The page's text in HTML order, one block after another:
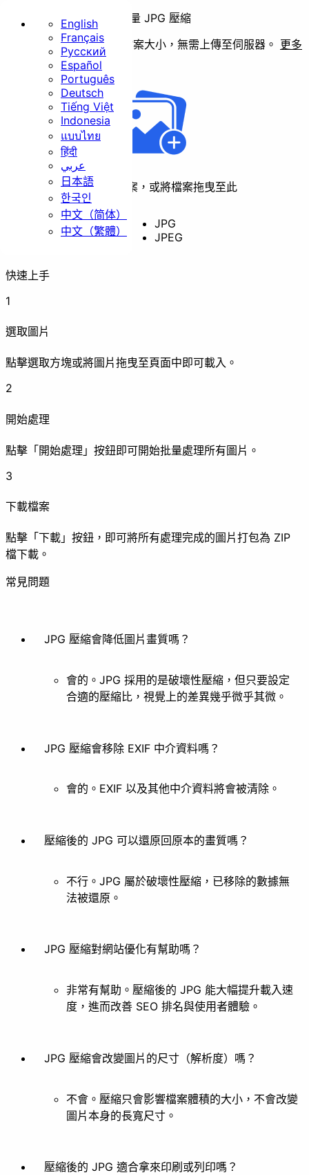
調整尺寸 裁剪
增強
動畫
製作動圖
去背
批量 JPG 壓縮
直接在本地端縮減 JPG 檔案大小，無需上傳至伺服器。 更多
點擊選擇檔案，或將檔案拖曳至此
JPG
JPEG
快速上手
1
選取圖片
點擊選取方塊或將圖片拖曳至頁面中即可載入。
2
開始處理
點擊「開始處理」按鈕即可開始批量處理所有圖片。
3
下載檔案
點擊「下載」按鈕，即可將所有處理完成的圖片打包為 ZIP
檔下載。
常見問題
JPG 壓縮會降低圖片畫質嗎？
會的。JPG 採用的是破壞性壓縮，但只要設定
合適的壓縮比，視覺上的差異幾乎微乎其微。
JPG 壓縮會移除 EXIF 中介資料嗎？
會的。EXIF 以及其他中介資料將會被清除。
壓縮後的 JPG 可以還原回原本的畫質嗎？
不行。JPG 屬於破壞性壓縮，已移除的數據無
法被還原。
JPG 壓縮對網站優化有幫助嗎？
非常有幫助。壓縮後的 JPG 能大幅提升載入速
度，進而改善 SEO 排名與使用者體驗。
JPG 壓縮會改變圖片的尺寸（解析度）嗎？
不會。壓縮只會影響檔案體積的大小，不會改變
圖片本身的長寬尺寸。
壓縮後的 JPG 適合拿來印刷或列印嗎？
English
Français
Русский
Español
Português
Deutsch
Tiếng Việt
Indonesia
แบบไทย
हिंदी
عربي
日本語
한국인
中文（简体）
中文（繁體）